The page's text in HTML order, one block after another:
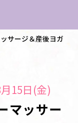
サージ＆産後ヨガ
15日(金)
マッサー